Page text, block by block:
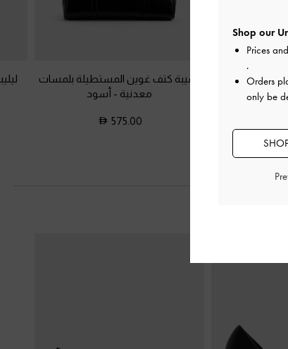
بحزام- أسود
حقيبة كتف غوين المستطيلة بلمسات
معدنية - أسود
575.00
Shop our
Prices
.
Orders
only be